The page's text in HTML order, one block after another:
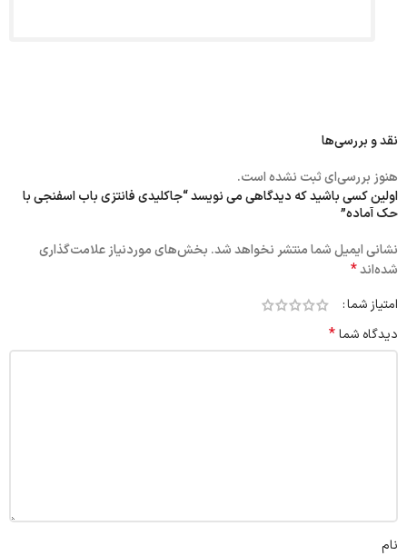
نقد و بررسی‌ها
هنوز بررسی‌ای ثبت نشده است.
اولین کسی باشید که دیدگاهی می نویسد “جاکلیدی فانتزی باب اسفنجی با
حک‌ آماده”
نشانی ایمیل شما منتشر نخواهد شد. بخش‌های موردنیاز علامت‌گذاری
شده‌اند*
امتیاز شما
دیدگاه شما*
نام